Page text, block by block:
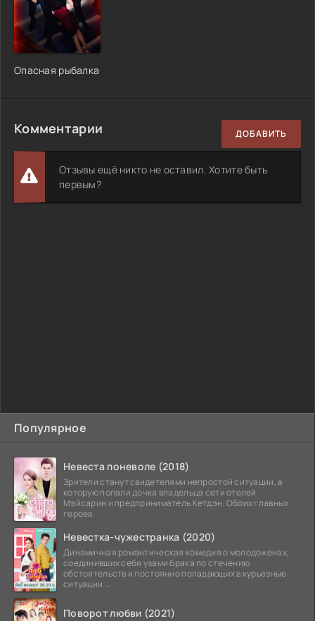
Популярное
Невеста поневоле (2018)
Зрители станут свидетелями непростой ситуации, в
которую попали дочка владельца сети отелей
Мэйсарин и предприниматель Кетдэн. Обоих главных
героев
Невестка-чужестранка (2020)
Динамичная романтическая комедия о молодоженах,
соединивших себя узами брака по стечению
обстоятельств и постоянно попадающих в курьезные
ситуации...
Поворот любви (2021)
Опасная рыбалка
Комментарии ДОБАВИТЬ
Отзывы ещё никто не оставил. Хотите быть
первым?